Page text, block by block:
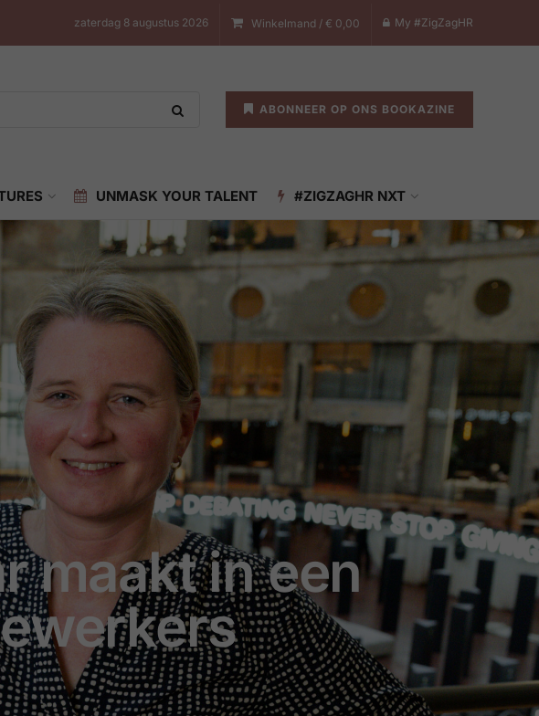
zaterdag 8 augustus 2026 Winkelmand / € 0,00 My #ZigZagHR
ABONNEER OP ONS BOOKAZINE
UNMASK YOUR TALENT #ZIGZAGHR NXT
maakt in een